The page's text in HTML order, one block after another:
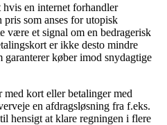
en internet forhandler
som anses for utopisk
være et signal om en bedragerisk
er ikke desto mindre
køber imod snydagtige
kort eller betalinger med
en afdragsløsning fra f.eks.
hensigt at klare regningen i flere